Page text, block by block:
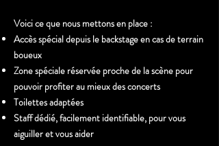
Voici ce que nous mettons en place :
Accès spécial depuis le backstage en cas de terrain
boueux
Zone spéciale réservée proche de la scène pour
pouvoir profiter au mieux des concerts
Toilettes adaptées
Staff dédié, facilement identifiable, pour vous
aiguiller et vous aider